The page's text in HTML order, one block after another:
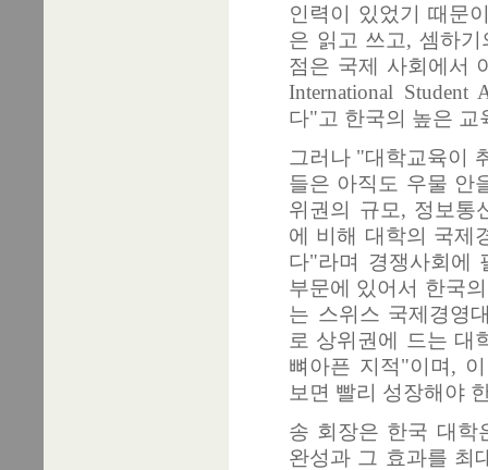
인력이 있었기 때문
은 읽고 쓰고, 셈하
점은 국제 사회에서
International Student
다"고 한국의 높은 교
그러나 "대학교육이
들은 아직도 우물 안
위권의 규모, 정보통
에 비해 대학의 국제
다"라며 경쟁사회에
부문에 있어서 한국
는 스위스 국제경영
로 상위권에 드는 대
뼈아픈 지적"이며,
보면 빨리 성장해야
송 회장은 한국 대학
완성과 그 효과를 최